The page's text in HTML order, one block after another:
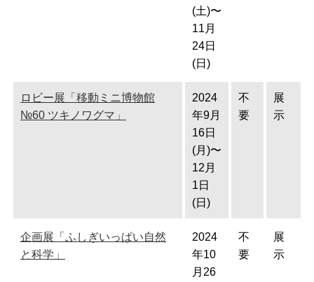
(土)〜
11月
24日
(日)
ロビー展「移動ミニ博物館
№60 ツキノワグマ」
2024
年9月
16日
(月)〜
12月
1日
(日)
不
要
展
示
企画展「ふしぎいっぱい自然
と科学」
2024
年10
月26
不
要
展
示